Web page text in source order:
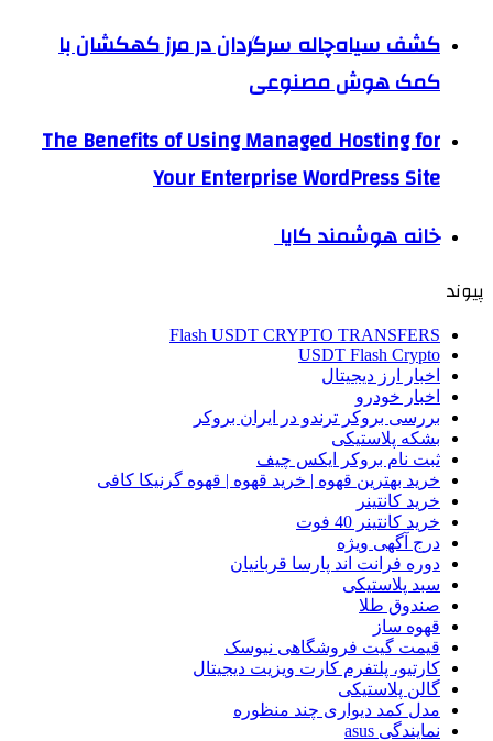
کشف سیاه‌چاله سرگردان در مرز کهکشان با
کمک هوش مصنوعی
The Benefits of Using Managed Hosting for
Your Enterprise WordPress Site
خانه هوشمند کایا
پیوند
Flash USDT CRYPTO TRANSFERS
USDT Flash Crypto
اخبار ارز دیجیتال
اخبار خودرو
بررسی بروکر ترندو در ایران بروکر
بشکه پلاستیکی
ثبت نام بروکر ایکس چیف
خرید بهترین قهوه | خرید قهوه | قهوه گرنیکا کافی
خرید کانتینر
خرید کانتینر 40 فوت
درج آگهی ویژه
دوره فرانت اند پارسا قربانیان
سبد پلاستیکی
صندوق طلا
قهوه ساز
قیمت گیت فروشگاهی نیوسک
کارتیو، پلتفرم کارت ویزیت دیجیتال
گالن پلاستیکی
مدل کمد دیواری چند منظوره
نمایندگی asus